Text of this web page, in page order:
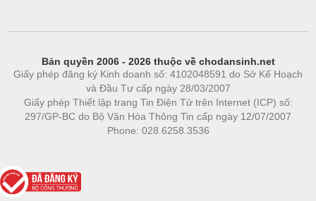
Bản quyền 2006 - 2026 thuộc về chodansinh.net
Giấy phép đăng ký Kinh doanh số: 4102048591 do Sở Kế Hoạch
và Đầu Tư cấp ngày 28/03/2007
Giấy phép Thiết lập trang Tin Điện Tử trên Internet (ICP) số:
297/GP-BC do Bộ Văn Hóa Thông Tin cấp ngày 12/07/2007
Phone: 028.6258.3536